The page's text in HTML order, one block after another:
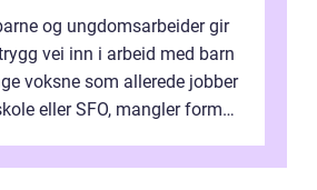
og ungdomsarbeider gir
vei inn i arbeid med barn
voksne som allerede jobber
eller SFO, mangler formell